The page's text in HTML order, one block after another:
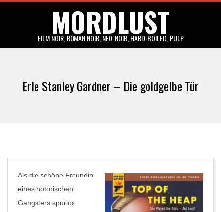
MORDLUST
FILM NOIR, ROMAN NOIR, NEO-NOIR, HARD-BOILED, PULP
MenuErle Stanley Gardner – Die goldgelbe Tür
Als die schöne Freundin
eines notorischen
Gangsters spurlos